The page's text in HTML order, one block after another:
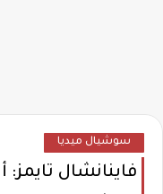
سوشيال ميديا
فاينانشال